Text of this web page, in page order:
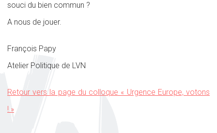
souci du bien commun ?
A nous de jouer.
François Papy
Atelier Politique de LVN
Retour vers la page du colloque « Urgence Europe, votons
! »